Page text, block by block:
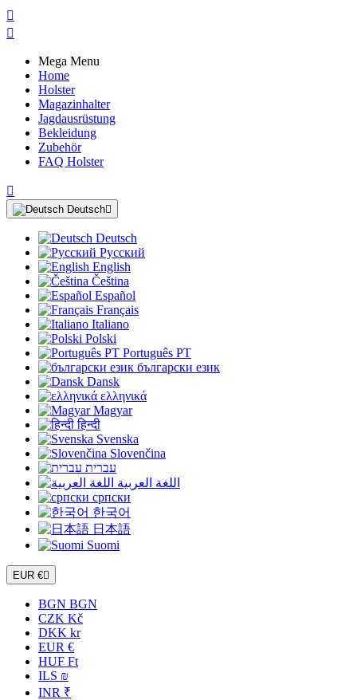


Mega Menu
Home
Holster
Magazinhalter
Jagdausrüstung
Bekleidung
Zubehör
FAQ Holster

Deutsch
Deutsch
Русский
English
Čeština
Español
Français
Italiano
Polski
Português PT
български език
Dansk
ελληνικά
Magyar
हिन्दी
Svenska
Slovenčina
עברית
اللغة العربية
српски
한국어
日本語
Suomi
EUR €
BGN BGN
CZK Kč
DKK kr
EUR €
HUF Ft
ILS ₪
INR ₹